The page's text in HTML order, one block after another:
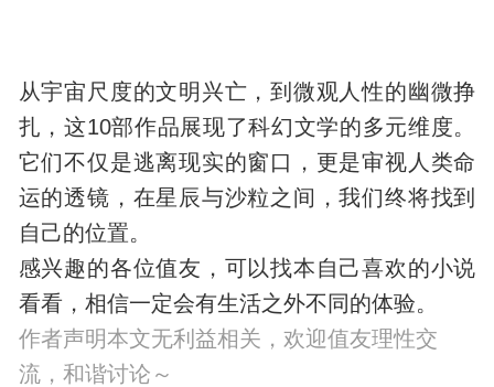
从宇宙尺度的文明兴亡，到微观人性的幽微挣
扎，这10部作品展现了科幻文学的多元维度。
它们不仅是逃离现实的窗口，更是审视人类命
运的透镜，在星辰与沙粒之间，我们终将找到
自己的位置。
感兴趣的各位值友，可以找本自己喜欢的小说
看看，相信一定会有生活之外不同的体验。
作者声明本文无利益相关，欢迎值友理性交
流，和谐讨论～